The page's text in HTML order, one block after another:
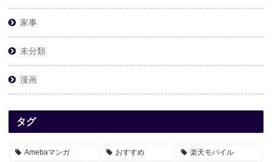
家事
未分類
漫画
タグ
Amebaマンガ おすすめ 楽天モバイル